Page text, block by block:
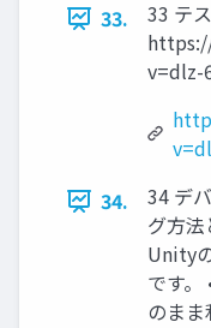
33.
33 テ
v=dlz-
34.
34 デ
グ⽅
Unity
です
のまま